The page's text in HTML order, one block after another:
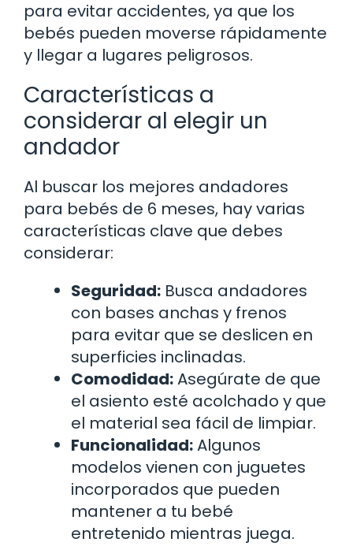
para evitar accidentes, ya que los
bebés pueden moverse rápidamente
y llegar a lugares peligrosos.
Características a
considerar al elegir un
andador
Al buscar los mejores andadores
para bebés de 6 meses, hay varias
características clave que debes
considerar:
Seguridad: Busca andadores
con bases anchas y frenos
para evitar que se deslicen en
superficies inclinadas.
Comodidad:Asegúrate de que
el asiento esté acolchado y que
el material sea fácil de limpiar.
Funcionalidad:Algunos
modelos vienen con juguetes
incorporados que pueden
mantener a tu bebé
entretenido mientras juega.